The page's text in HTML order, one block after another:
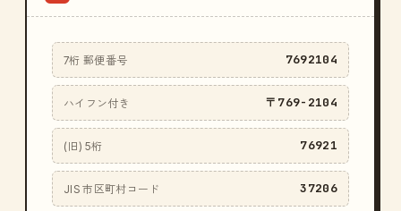
7桁 郵便番号 7692104
ハイフン付き 〒769-2104
(旧) 5桁 76921
JIS 市区町村コード 37206